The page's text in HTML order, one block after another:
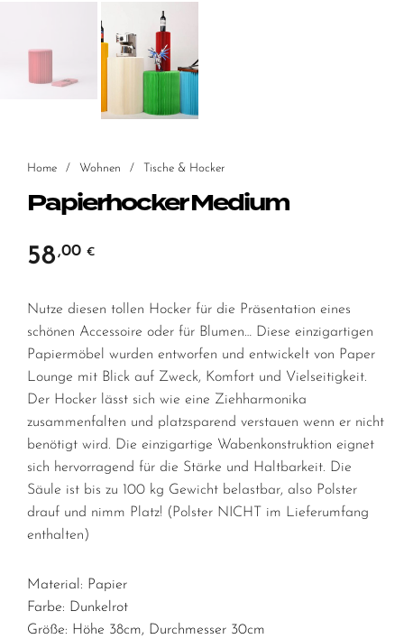
Home / Wohnen / Tische & Hocker
Papierhocker Medium
58,00 €
Nutze diesen tollen Hocker für die Präsentation eines
schönen Accessoire oder für Blumen… Diese einzigartigen
Papiermöbel wurden entworfen und entwickelt von Paper
Lounge mit Blick auf Zweck, Komfort und Vielseitigkeit.
Der Hocker lässt sich wie eine Ziehharmonika
zusammenfalten und platzsparend verstauen wenn er nicht
benötigt wird. Die einzigartige Wabenkonstruktion eignet
sich hervorragend für die Stärke und Haltbarkeit. Die
Säule ist bis zu 100 kg Gewicht belastbar, also Polster
drauf und nimm Platz! (Polster NICHT im Lieferumfang
enthalten)
Material: Papier
Farbe: Dunkelrot
Größe: Höhe 38cm, Durchmesser 30cm